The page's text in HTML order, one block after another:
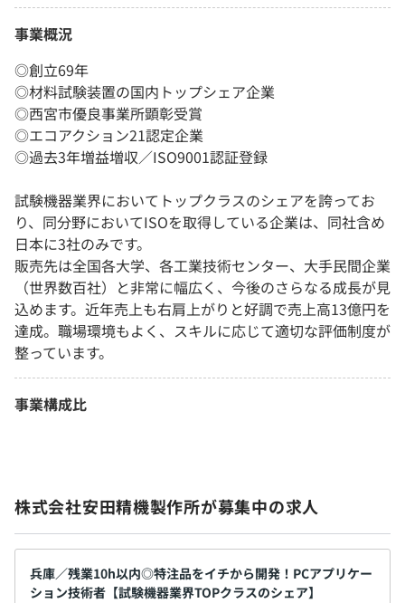
事業概況
◎創立69年
◎材料試験装置の国内トップシェア企業
◎西宮市優良事業所顕彰受賞
◎エコアクション21認定企業
◎過去3年増益増収／ISO9001認証登録
試験機器業界においてトップクラスのシェアを誇ってお
り、同分野においてISOを取得している企業は、同社含め
日本に3社のみです。
販売先は全国各大学、各工業技術センター、大手民間企業
（世界数百社）と非常に幅広く、今後のさらなる成長が見
込めます。近年売上も右肩上がりと好調で売上高13億円を
達成。職場環境もよく、スキルに応じて適切な評価制度が
整っています。
事業構成比
株式会社安田精機製作所が募集中の求人
兵庫／残業10h以内◎特注品をイチから開発！PCアプリケー
ション技術者【試験機器業界TOPクラスのシェア】